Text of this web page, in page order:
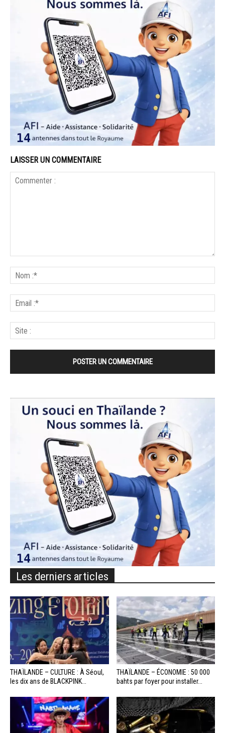
LAISSER UN COMMENTAIRE
Les derniers articles
THAÏLANDE – CULTURE : À Séoul,
les dix ans de BLACKPINK...
THAÏLANDE – ÉCONOMIE : 50 000
bahts par foyer pour installer...